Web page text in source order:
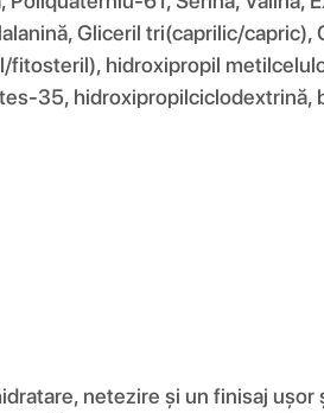
Gliceril tri(caprilic/
hidroxipropil
35, hidroxipropilciclodextrină,
netezire și un finisaj